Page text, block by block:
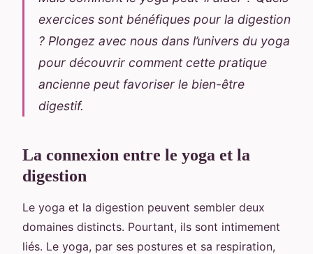
exercices sont bénéfiques pour la digestion
? Plongez avec nous dans l’univers du yoga
pour découvrir comment cette pratique
ancienne peut favoriser le bien-être
digestif.
La connexion entre le yoga et la
digestion
Le yoga et la digestion peuvent sembler deux
domaines distincts. Pourtant, ils sont intimement
liés. Le yoga, par ses postures et sa respiration,